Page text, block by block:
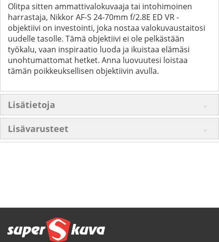
Olitpa sitten ammattivalokuvaaja tai intohimoinen
harrastaja, Nikkor AF-S 24-70mm f/2.8E ED VR -
objektiivi on investointi, joka nostaa valokuvaustaitosi
uudelle tasolle. Tämä objektiivi ei ole pelkästään
työkalu, vaan inspiraatio luoda ja ikuistaa elämäsi
unohtumattomat hetket. Anna luovuutesi loistaa
tämän poikkeuksellisen objektiivin avulla.
Lisätietoja
Lisävarusteet